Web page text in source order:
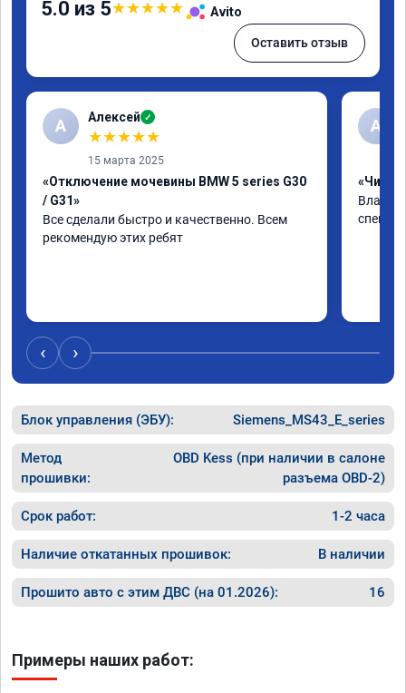
5.0 из 5★★★★★ Avito
Оставить отзыв
А Алексей ✓
★★★★★
15 марта 2025
«Отключение мочевины BMW 5 series G30
/ G31»
Все сделали быстро и качественно. Всем
рекомендую этих ребят
А
«Чип
‹ ›
Блок управления (ЭБУ): Siemens_MS43_E_series
Метод
прошивки:
OBD Kess (при наличии в салоне
разъема OBD-2)
Срок работ: 1-2 часа
Наличие откатанных прошивок: В наличии
Прошито авто с этим ДВС (на 01.2026): 16
Примеры наших работ: